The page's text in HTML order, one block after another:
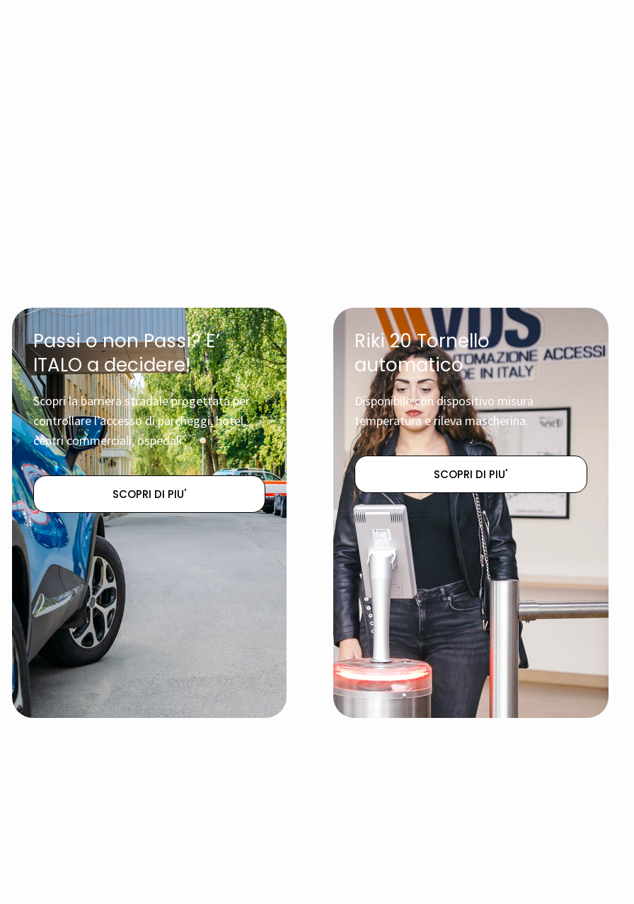
Passi o non Passi? E’
ITALO a decidere!
Scopri la barriera stradale progettata per
controllare l’accesso di parcheggi, hotel,
centri commerciali, ospedali.
SCOPRI DI PIU'
Riki 20 Tornello
automatico
Disponibile con dispositivo misura
temperatura e rileva mascherina.
SCOPRI DI PIU'